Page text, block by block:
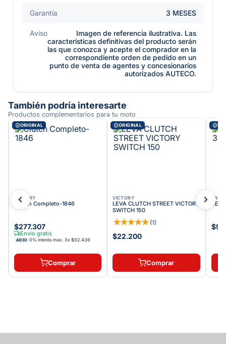
Garantía 3 MESES
Aviso
Imagen de referencia ilustrativa. Las
características definitivas del producto serán
las que conozca y acepte el comprador en la
correspondiente orden de pedido en un
punto de venta de agentes y concesionarios
autorizados AUTECO.
También podría interesarte
Productos complementarios para tu moto
ORIGINAL
VICTORY
Clutch Completo-1846
$277.307
Envío gratis
ADDI 0% interés max. 3x$92.436
Comprar
ORIGINAL
VICTORY
LEVA CLUTCH STREET VICTORY
SWITCH 150
★★★★★ (1)
$22.200
Comprar